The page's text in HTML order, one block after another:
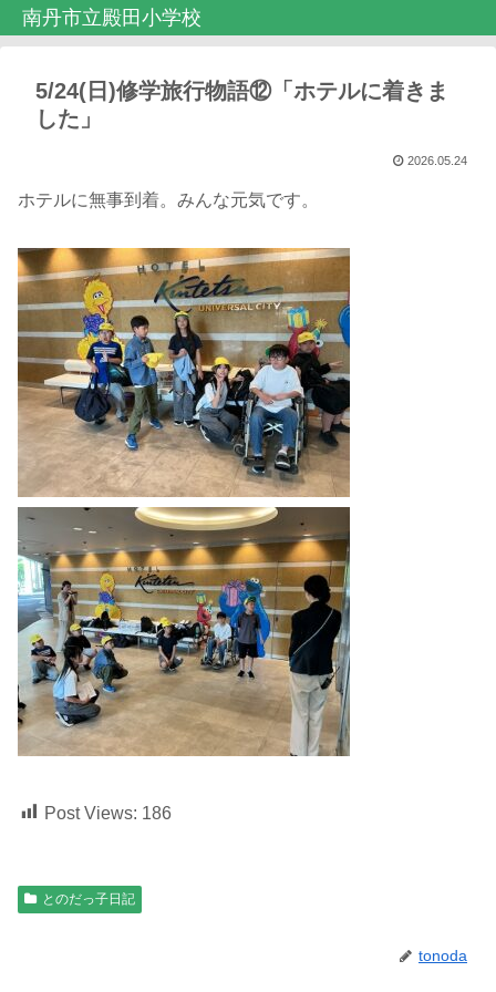
南丹市立殿田小学校
5/24(日)修学旅行物語⑫「ホテルに着きま
した」
2026.05.24
ホテルに無事到着。みんな元気です。
Post Views: 186
とのだっ子日記
tonoda